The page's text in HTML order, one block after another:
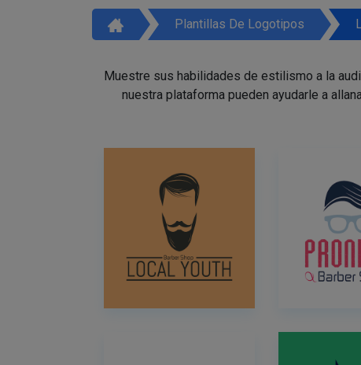
Plantillas De Logotipos
Muestre sus habilidades de estilismo a la
nuestra plataforma pueden ayudarle a